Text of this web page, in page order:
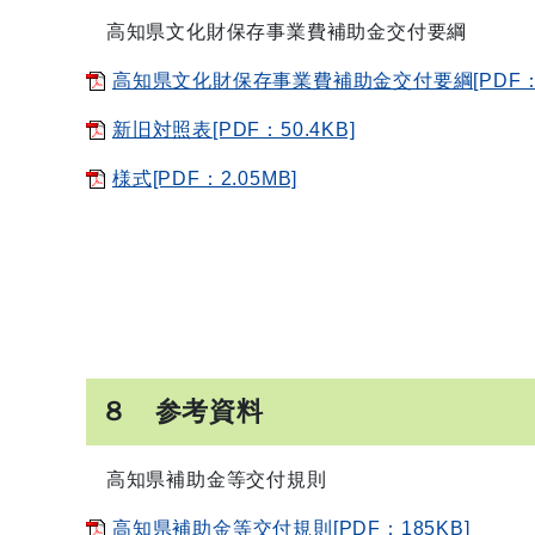
高知県文化財保存事業費補助金交付要綱
高知県文化財保存事業費補助金交付要綱[PDF
新旧対照表[PDF：50.4KB]
様式[PDF：2.05MB]
８ 参考資料
高知県補助金等交付規則
高知県補助金等交付規則[PDF：185KB]